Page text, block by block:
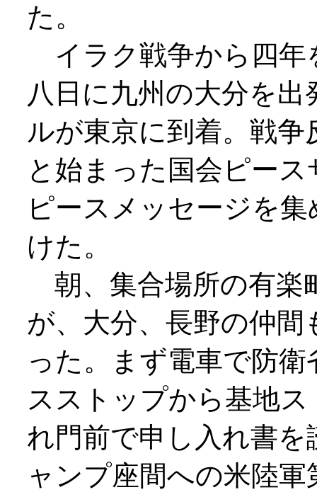
た。
イラク戦争から四年
八日に九州の大分を
ルが東京に到着。戦
と始まった国会ピー
ピースメッセージを
けた。
朝、集合場所の有楽
が、大分、長野の仲
った。まず電車で防
スストップから基地
れ門前で申し入れ書
ャンプ座間への米陸